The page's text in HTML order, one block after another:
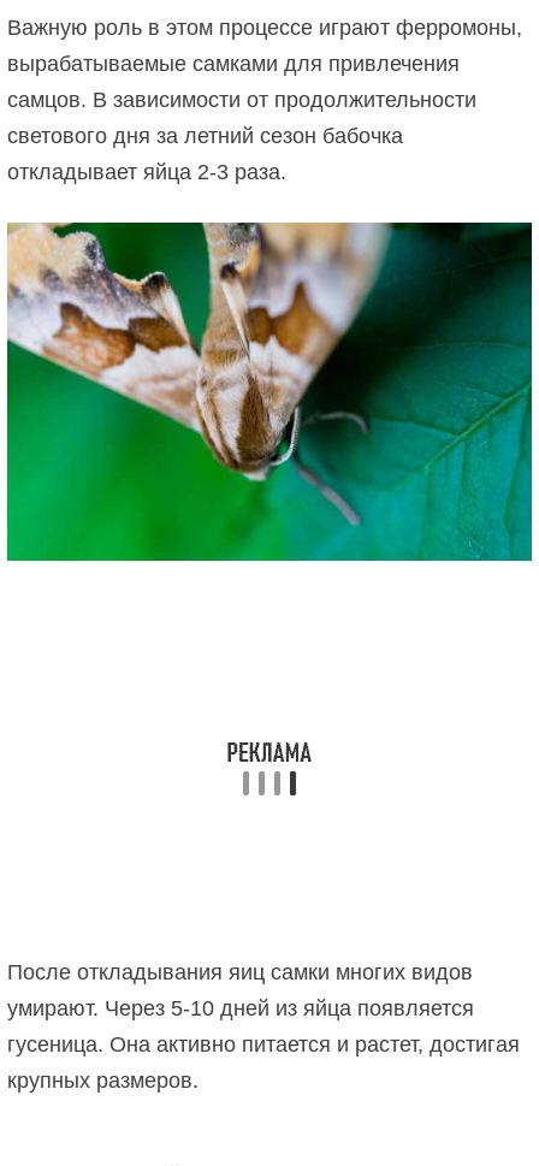
Важную роль в этом процессе играют ферромоны,
вырабатываемые самками для привлечения
самцов. В зависимости от продолжительности
светового дня за летний сезон бабочка
откладывает яйца 2-3 раза.
После откладывания яиц самки многих видов
умирают. Через 5-10 дней из яйца появляется
гусеница. Она активно питается и растет, достигая
крупных размеров.